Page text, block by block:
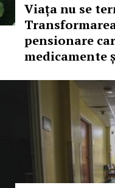
Viața nu se
pensionare
medicamente